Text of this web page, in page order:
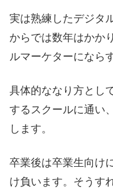
実は熟練したデジタ
からでは数年はかか
ルマーケターになら
具体的ななり方とし
するスクールに通い
します。
卒業後は卒業生向け
け負います。そうす